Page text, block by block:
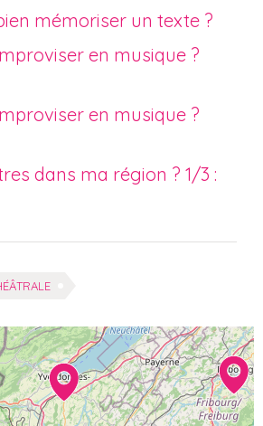
mémoriser un texte ?
en musique ?
en musique ?
dans ma région ? 1/3 :